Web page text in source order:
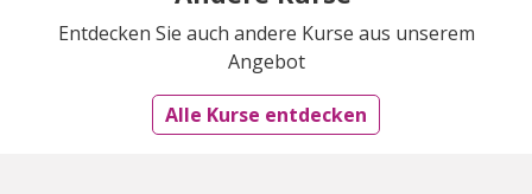
Entdecken Sie auch andere Kurse aus unserem
Angebot
Alle Kurse entdecken